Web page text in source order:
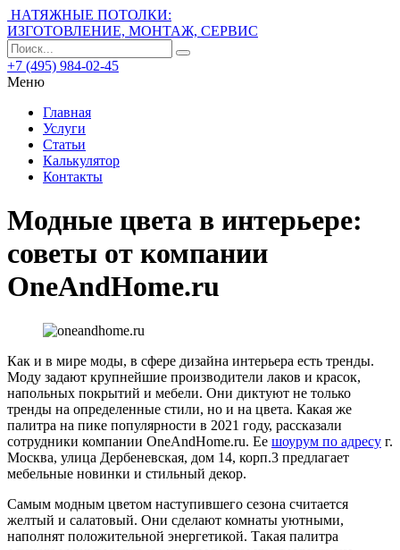
НАТЯЖНЫЕ ПОТОЛКИ:
ИЗГОТОВЛЕНИЕ, МОНТАЖ, СЕРВИС
+7 (495) 984-02-45
Меню
Главная
Услуги
Статьи
Калькулятор
Контакты
Модные цвета в интерьере:
советы от компании
OneAndHome.ru
Как и в мире моды, в сфере дизайна интерьера есть тренды.
Моду задают крупнейшие производители лаков и красок,
напольных покрытий и мебели. Они диктуют не только
тренды на определенные стили, но и на цвета. Какая же
палитра на пике популярности в 2021 году, рассказали
сотрудники компании OneAndHome.ru. Ее шоурум по адресу г.
Москва, улица Дербеневская, дом 14, корп.3 предлагает
мебельные новинки и стильный декор.
Самым модным цветом наступившего сезона считается
желтый и салатовый. Они сделают комнаты уютными,
наполнят положительной энергетикой. Такая палитра